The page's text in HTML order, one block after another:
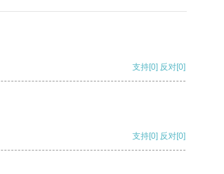
支持[0] 反对[0]
支持[0] 反对[0]